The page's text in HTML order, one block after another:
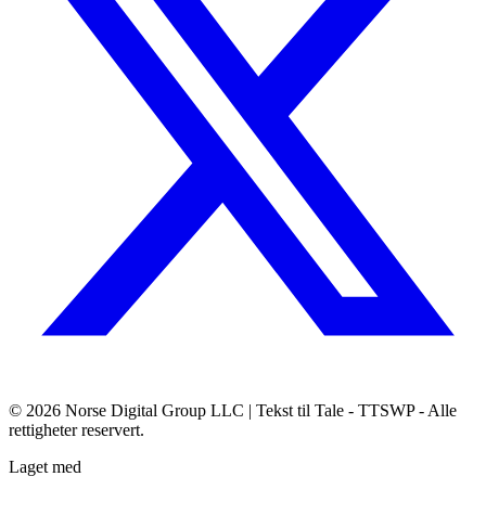
© 2026 Norse Digital Group LLC | Tekst til Tale - TTSWP - Alle
rettigheter reservert.
Laget med